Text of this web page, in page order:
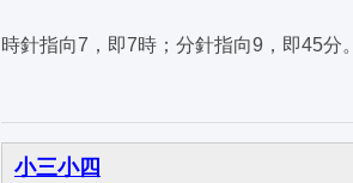
時針指向7，即7時；分針指向9，即45分。
小三小四